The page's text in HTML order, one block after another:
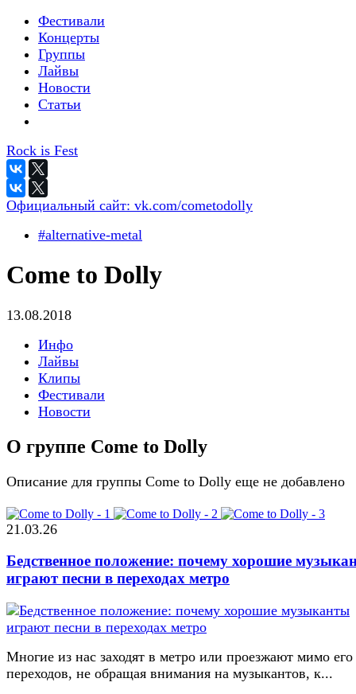
Фестивали
Концерты
Группы
Лайвы
Новости
Статьи
Rock is Fest
Официальный сайт: vk.com/cometodolly
#alternative-metal
Come to Dolly
13.08.2018
Инфо
Лайвы
Клипы
Фестивали
Новости
О группе Come to Dolly
Описание для группы Come to Dolly еще не добавлено
21.03.26
Бедственное положение: почему хорошие
играют песни в переходах метро
Многие из нас заходят в метро или проезжают мимо его
переходов, не обращая внимания на музыкантов, к...